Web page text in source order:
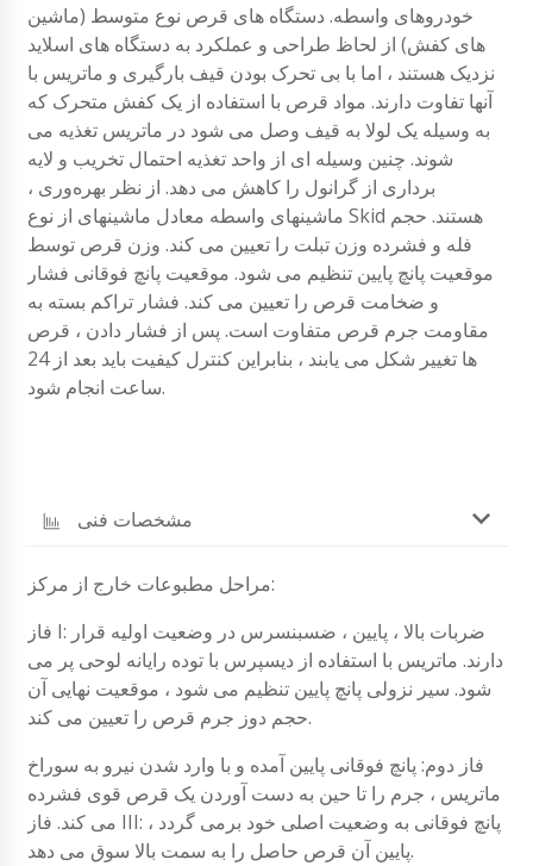
خودروهای واسطه. دستگاه های قرص نوع متوسط ​​(ماشین
های کفش) از لحاظ طراحی و عملکرد به دستگاه های اسلاید
نزدیک هستند ، اما با بی تحرک بودن قیف بارگیری و ماتریس با
آنها تفاوت دارند. مواد قرص با استفاده از یک کفش متحرک که
به وسیله یک لولا به قیف وصل می شود در ماتریس تغذیه می
شوند. چنین وسیله ای از واحد تغذیه احتمال تخریب و لایه
برداری از گرانول را کاهش می دهد. از نظر بهره‌وری ،
ماشینهای واسطه معادل ماشینهای از نوع Skid هستند. حجم
فله و فشرده وزن تبلت را تعیین می کند. وزن قرص توسط
موقعیت پانچ پایین تنظیم می شود. موقعیت پانچ فوقانی فشار
و ضخامت قرص را تعیین می کند. فشار تراکم بسته به
مقاومت جرم قرص متفاوت است. پس از فشار دادن ، قرص
ها تغییر شکل می یابند ، بنابراین کنترل کیفیت باید بعد از 24
ساعت انجام شود.
مشخصات فنی
مراحل مطبوعات خارج از مرکز:
فاز I: ضربات بالا ، پایین ، ضسبنسرس در وضعیت اولیه قرار
دارند. ماتریس با استفاده از دیسپرس با توده رایانه لوحی پر می
شود. سیر نزولی پانچ پایین تنظیم می شود ، موقعیت نهایی آن
حجم دوز جرم قرص را تعیین می کند.
فاز دوم: پانچ فوقانی پایین آمده و با وارد شدن نیرو به سوراخ
ماتریس ، جرم را تا حین به دست آوردن یک قرص قوی فشرده
می کند. فاز III: پانچ فوقانی به وضعیت اصلی خود برمی گردد ،
پایین آن قرص حاصل را به سمت بالا سوق می دهد.